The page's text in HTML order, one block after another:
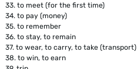
33. to meet (for the first time)
34. to pay (money)
35. to remember
36. to stay, to remain
37. to wear, to carry, to take (transport)
38. to win, to earn